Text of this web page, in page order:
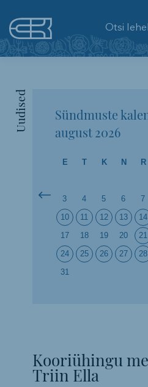
Uudised
Kooriühingu
Triin Ella
Sündmuste
august2026
E T K N R
3
4 5 6 7
10
11 12 13 14
17
18 19 20 21
24
25 26 27 28
31